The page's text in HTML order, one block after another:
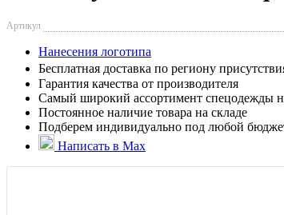
Артикул
Нанесения логотипа
Бесплатная доставка по региону
Гарантия качества от производителя
Самый широкий ассортимент спецодежды
Постоянное наличие товара на складе
Подберем индивидуально под любой
Написать в Max